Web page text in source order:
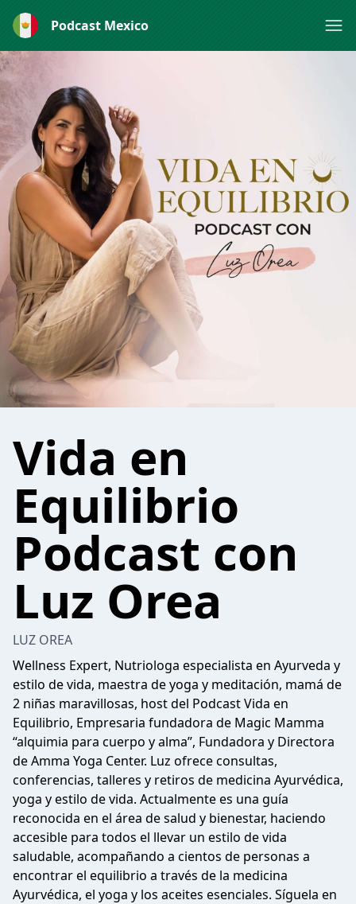
Podcast Mexico
Vida en
Equilibrio
Podcast con
Luz Orea
LUZ OREA
Wellness Expert, Nutriologa especialista en Ayurveda y
estilo de vida, maestra de yoga y meditación, mamá de
2 niñas maravillosas, host del Podcast Vida en
Equilibrio, Empresaria fundadora de Magic Mamma
“alquimia para cuerpo y alma”, Fundadora y Directora
de Amma Yoga Center. Luz ofrece consultas,
conferencias, talleres y retiros de medicina Ayurvédica,
yoga y estilo de vida. Actualmente es una guía
reconocida en el área de salud y bienestar, haciendo
accesible para todos el llevar un estilo de vida
saludable, acompañando a cientos de personas a
encontrar el equilibrio a través de la medicina
Ayurvédica, el yoga y los aceites esenciales. Síguela en